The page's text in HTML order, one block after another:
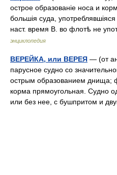
острое образованіе носа и
большія суда,
наст. время В. во флотѣ не
энциклопедия
ВЕРЕЙКА, или ВЕРЕЯ — (от
парусное судно со
острым образованием днища;
корма прямоугольная. Судно
или без нее, с бушпритом и